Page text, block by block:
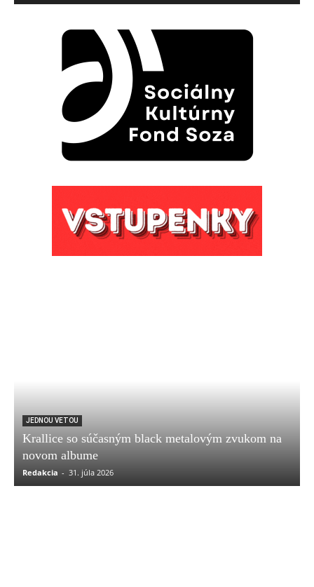
JEDNOU VETOU
Krallice so súčasným black metalovým zvukom na
novom albume
Redakcia - 31. júla 2026